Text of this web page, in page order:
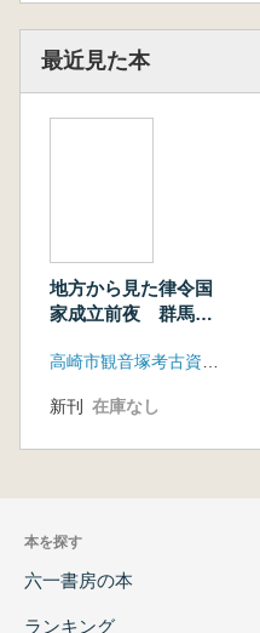
最近見た本
地方から見た律令国
家成立前夜 群馬の7
新刊 在庫なし
本を探す
六一書房の本
ランキング